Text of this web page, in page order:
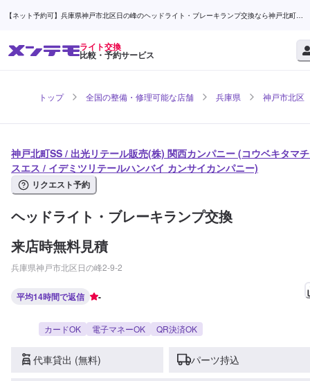
【ネット予約可】兵庫県神戸市北区日の峰のヘッドライト・ブレーキランプ交換なら神戸北町
ライト交換
比較・予約サービス
トップ 全国の整備・修理可能な店舗 兵庫県 神戸市北区
神戸北町SS / 出光リテール販売(株) 関西カンパニー (コウベキタマ
スエス / イデミツリテールハンバイ カンサイカンパニー)
リクエスト予約
ヘッドライト・ブレーキランプ交換
来店時無料見積
兵庫県神戸市北区日の峰2-9-2
平均14時間で返信 -
カードOK 電子マネーOK QR決済OK
代車貸出 (無料) パーツ持込